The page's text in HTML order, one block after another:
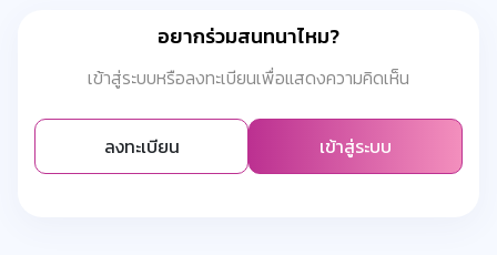
อยากร่วมสนทนาไหม?
เข้าสู่ระบบหรือลงทะเบียนเพื่อแสดงความคิดเห็น
ลงทะเบียน เข้าสู่ระบบ